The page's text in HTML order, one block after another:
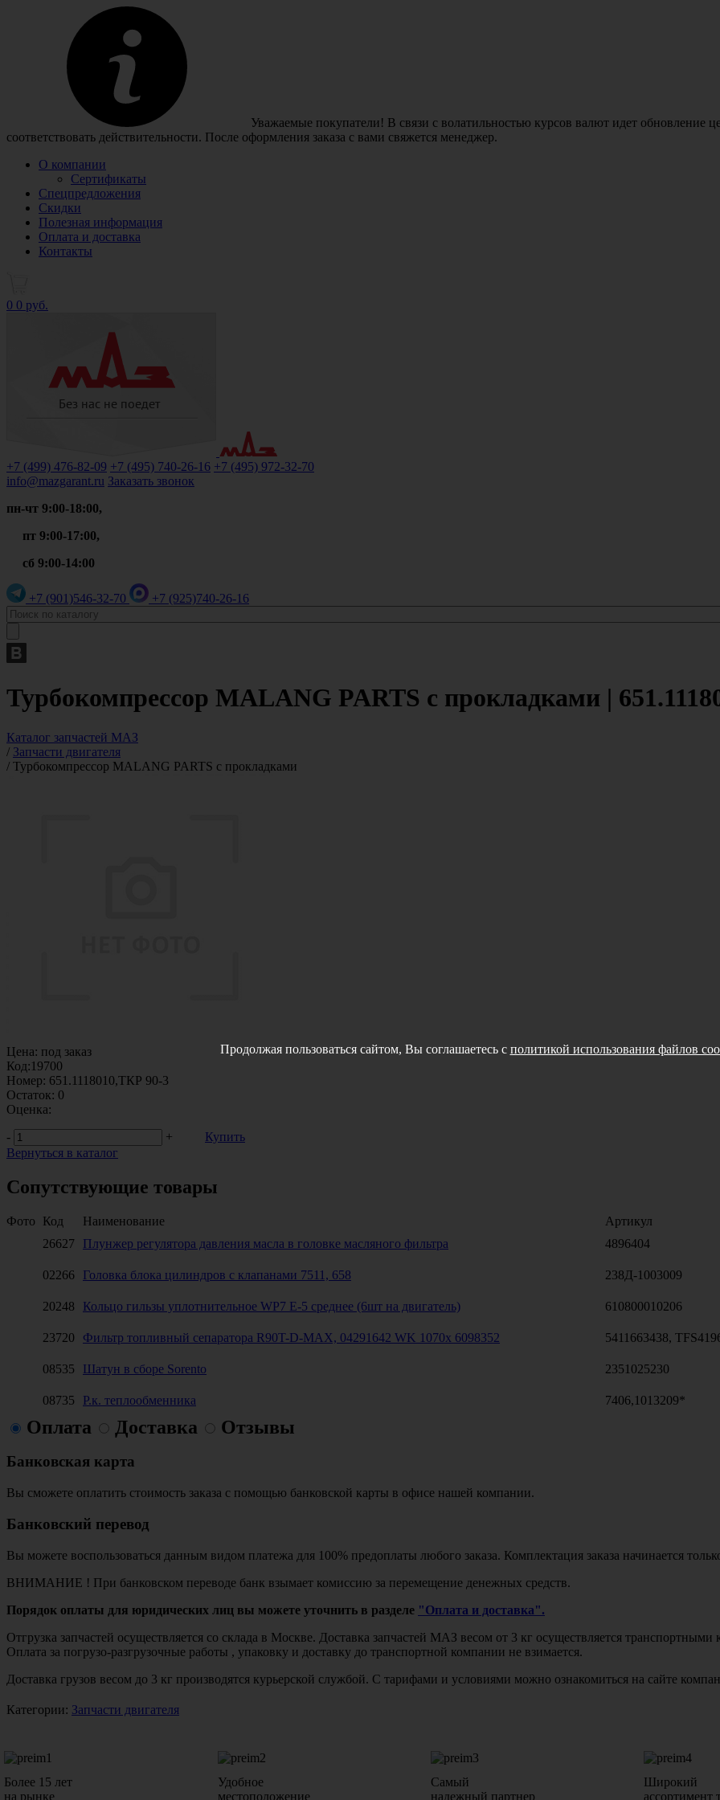
Уважаемые покупатели! В связи с волатильностью курсов валют идет обновление
соответствовать действительности. После оформления заказа с вами свяжется менеджер.
О компании
Сертификаты
Спецпредложения
Скидки
Полезная информация
Оплата и доставка
Контакты
0 0 руб.
+7 (499) 476-82-09 +7 (495) 740-26-16 +7 (495) 972-32-70
info@mazgarant.ru Заказать звонок
пн-чт 9:00-18:00,
пт 9:00-17:00,
сб 9:00-14:00
+7 (901)546-32-70 +7 (925)740-26-16
Турбокомпрессор MALANG PARTS с прокладками |
Каталог запчастей МАЗ
/ Запчасти двигателя
/ Турбокомпрессор MALANG PARTS с прокладками
Цена: под заказ
Код:19700
Номер: 651.1118010,ТКР 90-3
Остаток: 0
Оценка:
-
+
Купить
Вернуться в каталог
Сопутствующие товары
Фото Код Наименование Артикул
26627
Плунжер регулятора давления масла в головке масляного фильтра 4896404
02266
Головка блока цилиндров с клапанами 7511, 658 238Д-1003009
20248
Кольцо гильзы уплотнительное WP7 Е-5 среднее (6шт на двигатель) 610800010206
23720
Фильтр топливный сепаратора R90T-D-MAX, 04291642 WK 1070x 6098352 5411663438,
08535
Шатун в сборе Sorento 2351025230
08735
Р.к. теплообменника 7406,1013209*
Оплата Доставка Отзывы
Банковская карта
Вы сможете оплатить стоимость заказа с помощью банковской карты в офисе нашей компании.
Банковский перевод
Вы можете воспользоваться данным видом платежа для 100% предоплаты любого заказа. Комплектация заказа начинается
ВНИМАНИЕ ! При банковском переводе банк взымает комиссию за перемещение денежных средств.
Порядок оплаты для юридических лиц вы можете уточнить в разделе "Оплата и доставка".
Отгрузка запчастей осуществляется со склада в Москве. Доставка запчастей МАЗ весом от 3 кг осуществляется
Оплата за погрузо-разгрузочные работы , упаковку и доставку до транспортной компании не взимается.
Доставка грузов весом до 3 кг производятся курьерской службой. С тарифами и условиями можно ознакомиться на сайте
Категории: Запчасти двигателя
Более 15 лет
на рынке
Удобное
местоположение
Самый
надежный партнер
Широкий
ассортимент
Продолжая пользоваться сайтом, Вы соглашаетесь с политикой использования файлов